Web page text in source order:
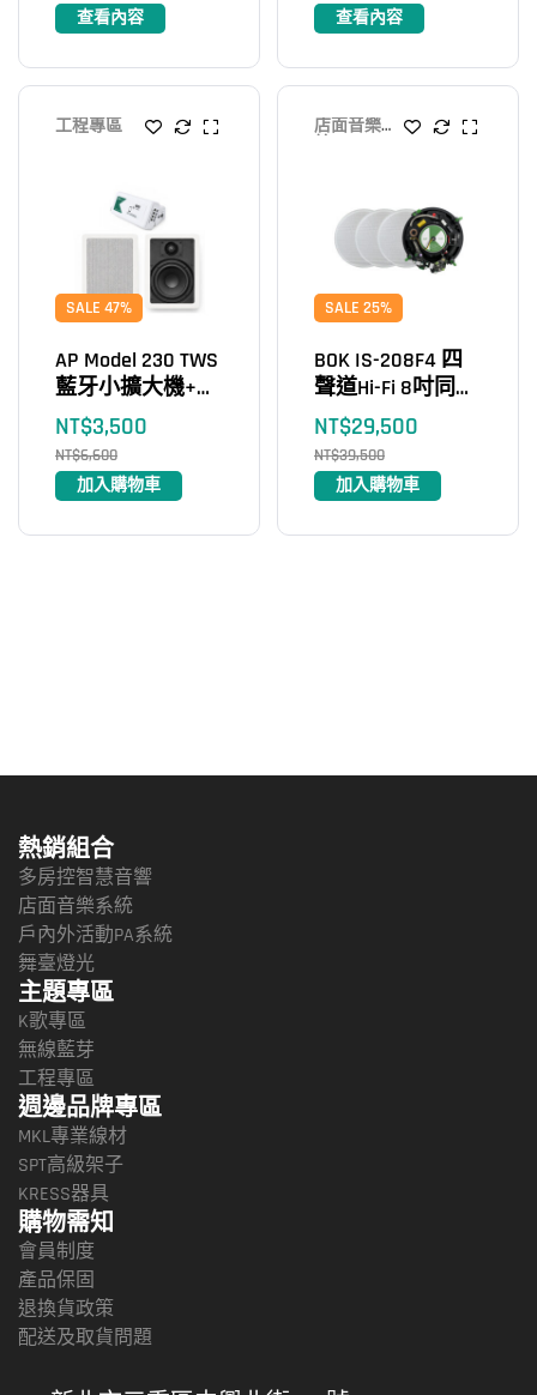
查看內容 查看內容
工程專區
SALE 47%
AP Model 230 TWS
藍牙小擴大機+
IW-106 6.5吋嵌入
式喇叭（2支）
送!!MKL N60(20米)
喇叭線
NT$6,600
NT$3,500
加入購物車
店面音樂系
SALE 25%
BOK IS-208F4 四
聲道Hi-Fi 8吋同軸
藍牙吸頂喇叭
4×100Ｗ
NT$39,500
NT$29,500
加入購物車
熱銷組合
多房控智慧音響
店面音樂系統
戶內外活動PA系統
舞臺燈光
主題專區
K歌專區
無線藍芽
工程專區
週邊品牌專區
MKL專業線材
SPT高級架子
KRESS器具
購物需知
會員制度
產品保固
退換貨政策
配送及取貨問題